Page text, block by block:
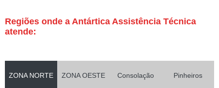
Regiões onde a Antártica Assistência Técnica
atende:
ZONA NORTE ZONA OESTE Consolação Pinheiros